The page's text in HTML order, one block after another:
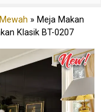
» Meja Makan
Klasik BT-0207